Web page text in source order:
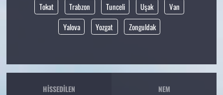
Tokat
Trabzon Tunceli Uşak
Van
Yalova
Yozgat Zonguldak
HISSEDILEN NEM